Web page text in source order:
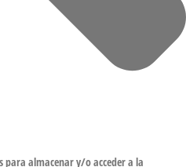
para almacenar y/o acceder a la